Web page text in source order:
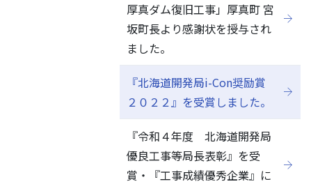
厚真ダム復旧工事」厚真町 宮
坂町長より感謝状を授与され
ました。
『北海道開発局i-Con奨励賞
２０２２』を受賞しました。
『令和４年度 北海道開発局
優良工事等局長表彰』を受
賞・『工事成績優秀企業』に